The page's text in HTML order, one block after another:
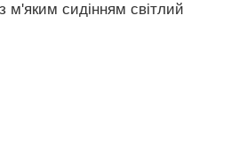
м'яким сидінням світлий